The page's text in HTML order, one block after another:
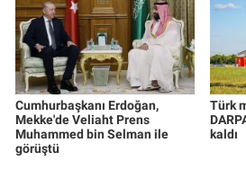
Cumhurbaşkanı Erdoğan,
Mekke'de Veliaht Prens
Muhammed bin Selman ile
görüştü
Türk
kaldı